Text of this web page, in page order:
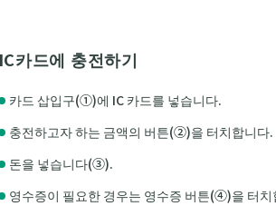
카드에 충전하기
카드 삽입구(①)에 IC 카드를 넣습니다.
충전하고자 하는 금액의 버튼(②)을 터치합니다.
돈을 넣습니다(③).
영수증이 필요한 경우는 영수증 버튼(④)을 터치